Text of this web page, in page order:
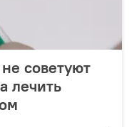
советуют
лечить